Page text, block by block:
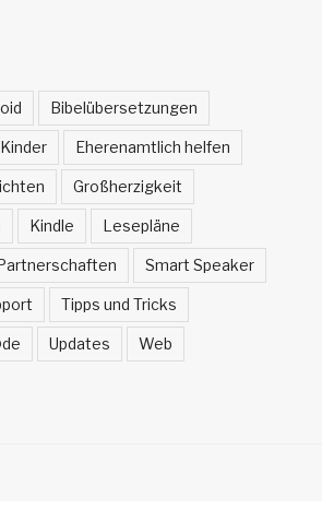
Bibelübersetzungen
Eherenamtlich helfen
Großherzigkeit
Kindle Lesepläne
Smart Speaker
Tipps und Tricks
Updates Web